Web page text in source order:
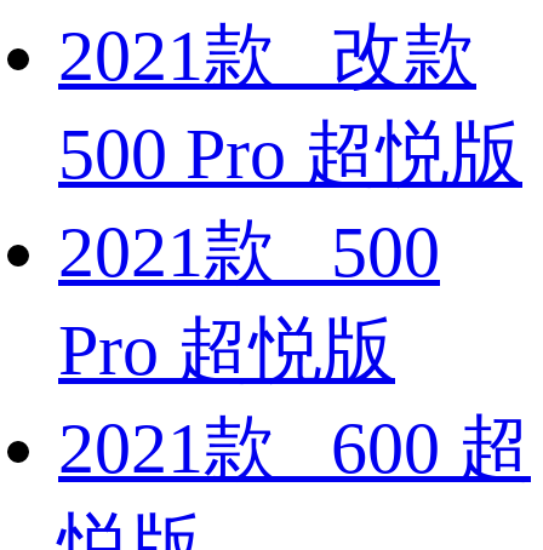
2021款 改款
500 Pro 超悦版
2021款 500
Pro 超悦版
2021款 600 超